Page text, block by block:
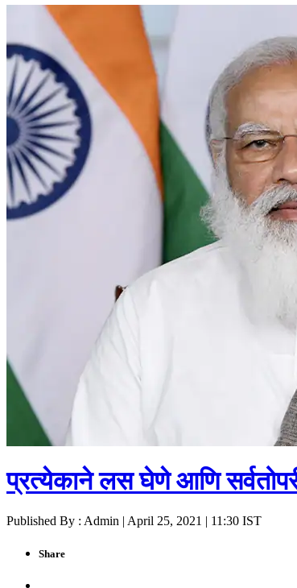
प्रत्येकाने लस घेणे आणि
Published By : Admin | April 25, 2021 | 11:30 IST
Share